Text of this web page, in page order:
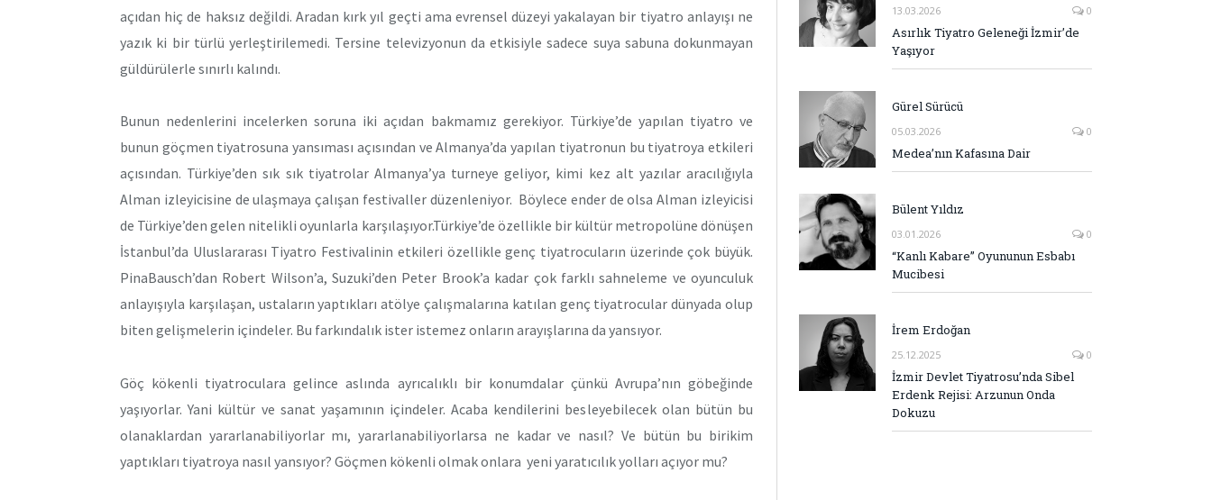
açıdan hiç de haksız değildi. Aradan kırk yıl geçti ama evrensel düzeyi yakalayan bir tiyatro anlayışı ne
yazık ki bir türlü yerleştirilemedi. Tersine televizyonun da etkisiyle sadece suya sabuna dokunmayan
güldürülerle sınırlı kalındı.
Bunun nedenlerini incelerken soruna iki açıdan bakmamız gerekiyor. Türkiye’de yapılan tiyatro ve
bunun göçmen tiyatrosuna yansıması açısından ve Almanya’da yapılan tiyatronun bu tiyatroya etkileri
açısından. Türkiye’den sık sık tiyatrolar Almanya’ya turneye geliyor, kimi kez alt yazılar aracılığıyla
Alman izleyicisine de ulaşmaya çalışan festivaller düzenleniyor. Böylece ender de olsa Alman izleyicisi
de Türkiye’den gelen nitelikli oyunlarla karşılaşıyor.Türkiye’de özellikle bir kültür metropolüne dönüşen
İstanbul’da Uluslararası Tiyatro Festivalinin etkileri özellikle genç tiyatrocuların üzerinde çok büyük.
PinaBausch’dan Robert Wilson’a, Suzuki’den Peter Brook’a kadar çok farklı sahneleme ve oyunculuk
anlayışıyla karşılaşan, ustaların yaptıkları atölye çalışmalarına katılan genç tiyatrocular dünyada olup
biten gelişmelerin içindeler. Bu farkındalık ister istemez onların arayışlarına da yansıyor.
Göç kökenli tiyatroculara gelince aslında ayrıcalıklı bir konumdalar çünkü Avrupa’nın göbeğinde
yaşıyorlar. Yani kültür ve sanat yaşamının içindeler. Acaba kendilerini besleyebilecek olan bütün bu
olanaklardan yararlanabiliyorlar mı, yararlanabiliyorlarsa ne kadar ve nasıl? Ve bütün bu birikim
yaptıkları tiyatroya nasıl yansıyor? Göçmen kökenli olmak onlara yeni yaratıcılık yolları açıyor mu?
13.03.2026 0
Asırlık Tiyatro Geleneği İzmir’de
Yaşıyor
Gürel Sürücü
05.03.2026 0
Medea’nın Kafasına Dair
Bülent Yıldız
03.01.2026 0
“Kanlı Kabare” Oyununun Esbabı
Mucibesi
İrem Erdoğan
25.12.2025 0
İzmir Devlet Tiyatrosu’nda Sibel
Erdenk Rejisi: Arzunun Onda
Dokuzu